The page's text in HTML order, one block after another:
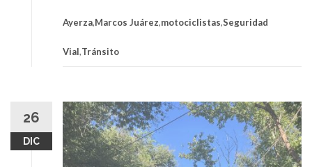
Ayerza,Marcos Juárez,motociclistas,Seguridad
Vial,Tránsito
26
DIC